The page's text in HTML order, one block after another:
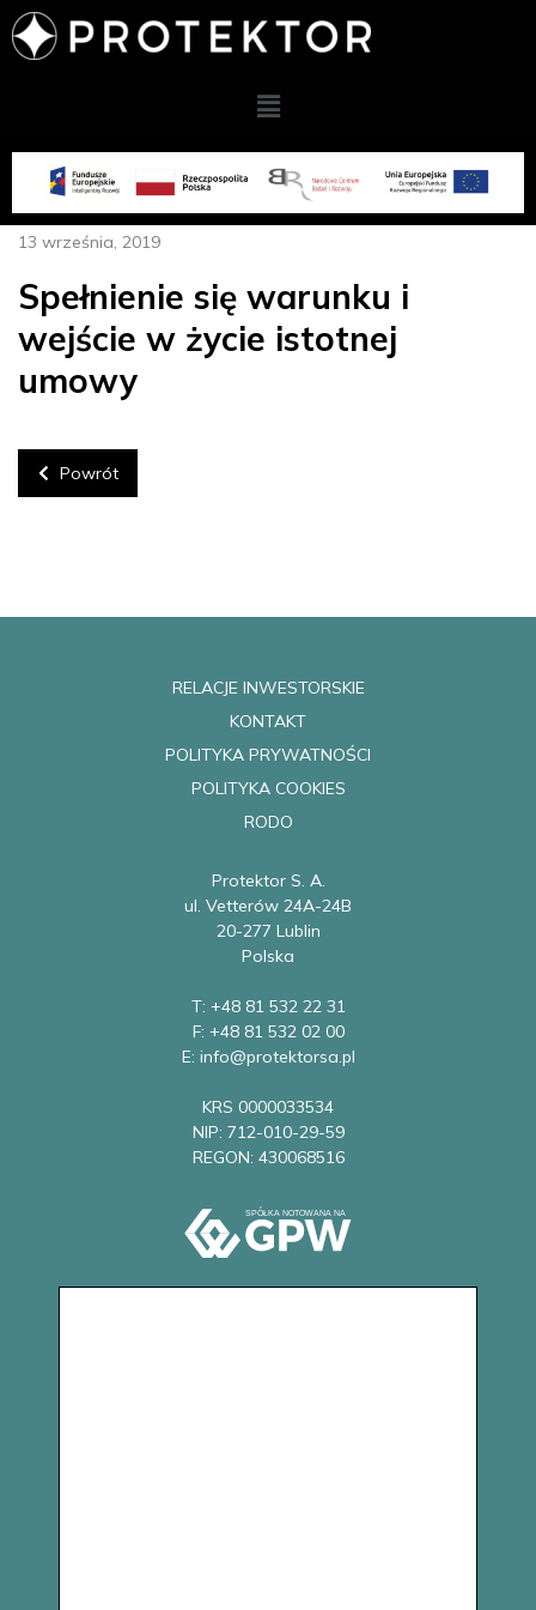
Powrót
13 września, 2019
Spełnienie się warunku i
wejście w życie istotnej
umowy
RELACJE INWESTORSKIE
KONTAKT
POLITYKA PRYWATNOŚCI
POLITYKA COOKIES
RODO
Protektor S. A.
ul. Vetterów 24A-24B
20-277 Lublin
Polska
T: +48 81 532 22 31
F: +48 81 532 02 00
E: info@protektorsa.pl
KRS 0000033534
NIP: 712-010-29-59
REGON: 430068516